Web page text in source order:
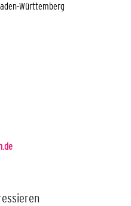
Württemberg